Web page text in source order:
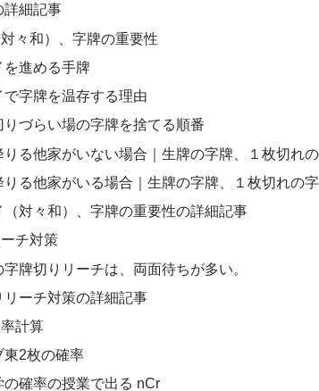
詳細記事
対々和）、字牌の重要性
を進める手牌
で字牌を温存する理由
りづらい場の字牌を捨てる順番
りる他家がいない場合｜生牌の字牌、１枚切れ
りる他家がいる場合｜生牌の字牌、１枚切れの
（対々和）、字牌の重要性の詳細記事
チ対策
牌切りリーチは、両面待ちが多い。
リーチ対策の詳細記事
計算
東2枚の確率
の確率の授業で出る nCr